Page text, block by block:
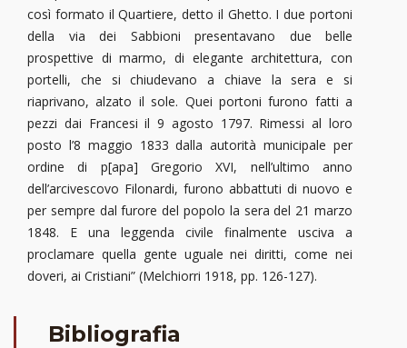
così formato il Quartiere, detto il Ghetto. I due portoni
della via dei Sabbioni presentavano due belle
prospettive di marmo, di elegante architettura, con
portelli, che si chiudevano a chiave la sera e si
riaprivano, alzato il sole. Quei portoni furono fatti a
pezzi dai Francesi il 9 agosto 1797. Rimessi al loro
posto l’8 maggio 1833 dalla autorità municipale per
ordine di p[apa] Gregorio XVI, nell’ultimo anno
dell’arcivescovo Filonardi, furono abbattuti di nuovo e
per sempre dal furore del popolo la sera del 21 marzo
1848. E una leggenda civile finalmente usciva a
proclamare quella gente uguale nei diritti, come nei
doveri, ai Cristiani” (Melchiorri 1918, pp. 126-127).
Bibliografia